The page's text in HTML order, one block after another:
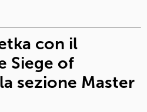
con il
Siege of
sezione Master